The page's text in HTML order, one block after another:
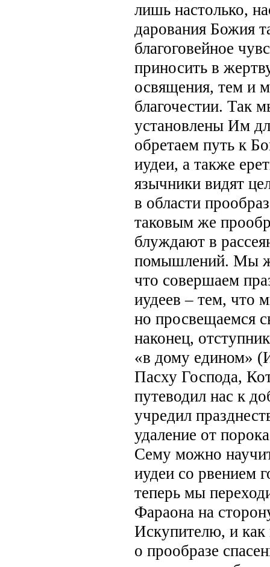
лишь настолько,
дарования Божия
благоговейное
приносить в
освящения, тем и
благочестии. Так
установлены Им
обретаем путь к
иудеи, а также
язычники видят
в области
таковым же
блуждают в
помышлений. Мы
что совершаем
иудеев – тем, что
но просвещаемся
наконец,
«в дому едином»
Пасху Господа,
путеводил нас к
учредил
удаление от
Сему можно
иудеи со рвением
теперь мы
Фараона на
Искупителю, и как
о прообразе